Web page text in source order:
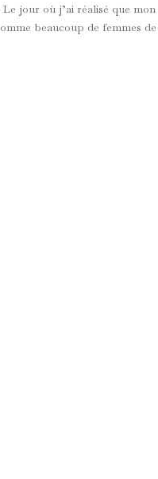
jour où j’ai réalisé que mon
beaucoup de femmes de